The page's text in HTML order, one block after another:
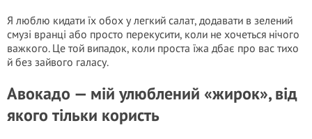
Я люблю кидати їх обох у легкий салат, додавати в зелений
смузі вранці або просто перекусити, коли не хочеться нічого
важкого. Це той випадок, коли проста їжа дбає про вас тихо
й без зайвого галасу.
Авокадо — мій улюблений «жирок», від
якого тільки користь